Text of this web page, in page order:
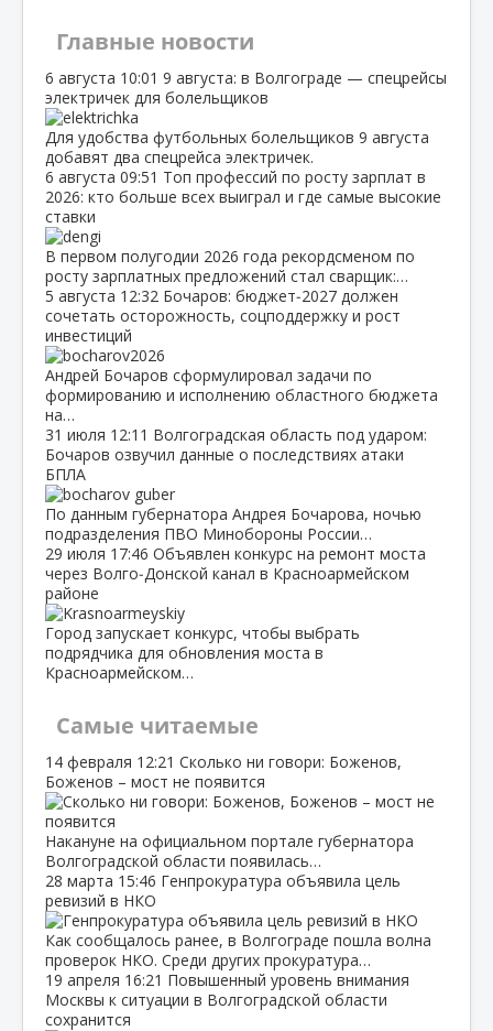
Главные новости
6 августа 10:01 9 августа: в Волгограде — спецрейсы
электричек для болельщиков
Для удобства футбольных болельщиков 9 августа
добавят два спецрейса электричек.
6 августа 09:51 Топ профессий по росту зарплат в
2026: кто больше всех выиграл и где самые высокие
ставки
В первом полугодии 2026 года рекордсменом по
росту зарплатных предложений стал сварщик:…
5 августа 12:32 Бочаров: бюджет‑2027 должен
сочетать осторожность, соцподдержку и рост
инвестиций
Андрей Бочаров сформулировал задачи по
формированию и исполнению областного бюджета
на…
31 июля 12:11 Волгоградская область под ударом:
Бочаров озвучил данные о последствиях атаки
БПЛА
По данным губернатора Андрея Бочарова, ночью
подразделения ПВО Минобороны России…
29 июля 17:46 Объявлен конкурс на ремонт моста
через Волго‑Донской канал в Красноармейском
районе
Город запускает конкурс, чтобы выбрать
подрядчика для обновления моста в
Красноармейском…
Самые читаемые
14 февраля 12:21 Сколько ни говори: Боженов,
Боженов – мост не появится
Накануне на официальном портале губернатора
Волгоградской области появилась…
28 марта 15:46 Генпрокуратура объявила цель
ревизий в НКО
Как сообщалось ранее, в Волгограде пошла волна
проверок НКО. Среди других прокуратура…
19 апреля 16:21 Повышенный уровень внимания
Москвы к ситуации в Волгоградской области
сохранится